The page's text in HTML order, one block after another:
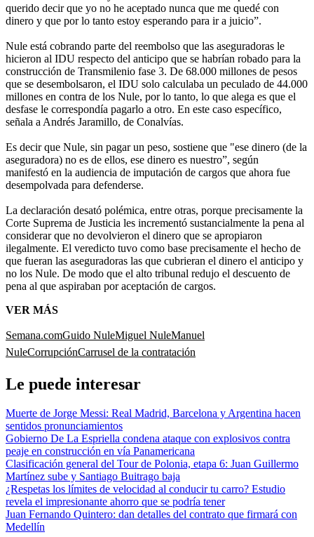
querido decir que yo no he aceptado nunca que me quedé con
dinero y que por lo tanto estoy esperando para ir a juicio”.
Nule está cobrando parte del reembolso que las aseguradoras le
hicieron al IDU respecto del anticipo que se habrían robado para la
construcción de Transmilenio fase 3. De 68.000 millones de pesos
que se desembolsaron, el IDU solo calculaba un peculado de 44.000
millones en contra de los Nule, por lo tanto, lo que alega es que el
desfase le correspondía pagarlo a otro. En este caso específico,
señala a Andrés Jaramillo, de Conalvías.
Es decir que Nule, sin pagar un peso, sostiene que "ese dinero (de la
aseguradora) no es de ellos, ese dinero es nuestro”, según
manifestó en la audiencia de imputación de cargos que ahora fue
desempolvada para defenderse.
La declaración desató polémica, entre otras, porque precisamente la
Corte Suprema de Justicia les incrementó sustancialmente la pena al
considerar que no devolvieron el dinero que se apropiaron
ilegalmente. El veredicto tuvo como base precisamente el hecho de
que fueran las aseguradoras las que cubrieran el dinero el anticipo y
no los Nule. De modo que el alto tribunal redujo el descuento de
pena al que aspiraban por aceptación de cargos.
VER MÁS
Semana.comGuido NuleMiguel NuleManuel
NuleCorrupciónCarrusel de la contratación
Le puede interesar
Muerte de Jorge Messi: Real Madrid, Barcelona y Argentina hacen
sentidos pronunciamientos
Gobierno De La Espriella condena ataque con explosivos contra
peaje en construcción en vía Panamericana
Clasificación general del Tour de Polonia, etapa 6: Juan Guillermo
Martínez sube y Santiago Buitrago baja
¿Respetas los límites de velocidad al conducir tu carro? Estudio
revela el impresionante ahorro que se podría tener
Juan Fernando Quintero: dan detalles del contrato que firmará con
Medellín